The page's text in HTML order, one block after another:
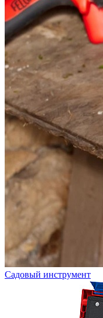
Садовый инструмент